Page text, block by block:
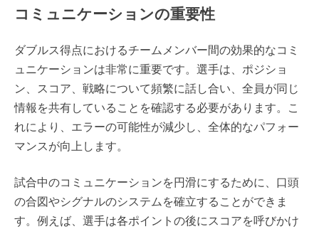
コミュニケーションの重要性
ダブルス得点におけるチームメンバー間の効果的なコミ
ュニケーションは非常に重要です。選手は、ポジショ
ン、スコア、戦略について頻繁に話し合い、全員が同じ
情報を共有していることを確認する必要があります。こ
れにより、エラーの可能性が減少し、全体的なパフォー
マンスが向上します。
試合中のコミュニケーションを円滑にするために、口頭
の合図やシグナルのシステムを確立することができま
す。例えば、選手は各ポイントの後にスコアを呼びかけ